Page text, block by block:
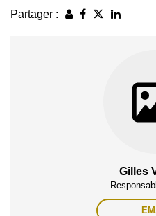
Partager :
Gilles